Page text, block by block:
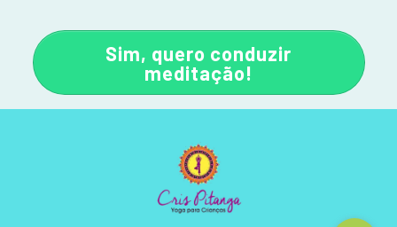
Sim, quero conduzir
meditação!